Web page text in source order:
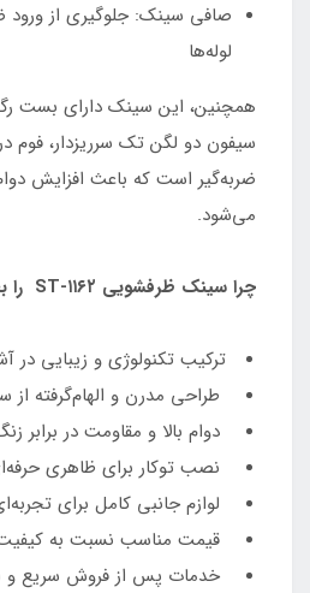
صافی سینک: جلوگیری از ورود
لوله‌ها
همچنین، این سینک دارای بست
سیفون دو لگن تک سرریزدار، فوم
ضربه‌گیر است که باعث افزایش
می‌شود.
چرا سینک ظرفشویی ST-۱۱۶۲ را بخریم؟
ترکیب تکنولوژی و زیبایی در
طراحی مدرن و الهام‌گرفته از
دوام بالا و مقاومت در
نصب توکار برای ظاهری
لوازم جانبی کامل برای
قیمت مناسب نسبت به کیفیت
خدمات پس از فروش سریع و